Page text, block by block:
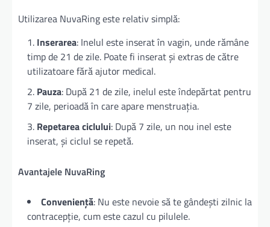
Utilizarea NuvaRing este relativ simplă:
Inserarea: Inelul este inserat în vagin, unde rămâne
timp de 21 de zile. Poate fi inserat și extras de către
utilizatoare fără ajutor medical.
Pauza: După 21 de zile, inelul este îndepărtat pentru
7 zile, perioadă în care apare menstruația.
Repetarea ciclului: După 7 zile, un nou inel este
inserat, și ciclul se repetă.
Avantajele NuvaRing
Conveniență: Nu este nevoie să te gândești zilnic la
contracepție, cum este cazul cu pilulele.